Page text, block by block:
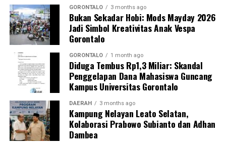
“Kehadiran mahasiswa mempercepat jangkauan skema
active case findingTBC yang dicanangkan pemerintah.
Sinergi multisektor antara perguruan tinggi, dinas
kesehatan, puskesmas, dan pemerintah desa seperti
inilah yang menjadi kunci sukses pembentukan
masyarakat sadar sehat,” jelas Dr. Vivien.
Masyarakat Desa Luwoo menyambut antusias agenda
terpadu ini. Ratusan warga memanfaatkan layanan
pemeriksaan kesehatan gratis sekaligus berkonsultasi
mengenai pola hidup bersih dan sehat (PHBS)
pencegahan tuberkulosis.
GORONTALO 3 months ago
Bukan Sekadar Hobi: Mods Mayday 2026
Jadi Simbol Kreativitas Anak Vespa
Gorontalo
GORONTALO 1 month ago
Diduga Tembus Rp1,3 Miliar: Skandal
Penggelapan Dana Mahasiswa Guncang
Kampus Universitas Gorontalo
DAERAH 3 months ago
Kampung Nelayan Leato Selatan,
Kolaborasi Prabowo Subianto dan Adhan
Dambea